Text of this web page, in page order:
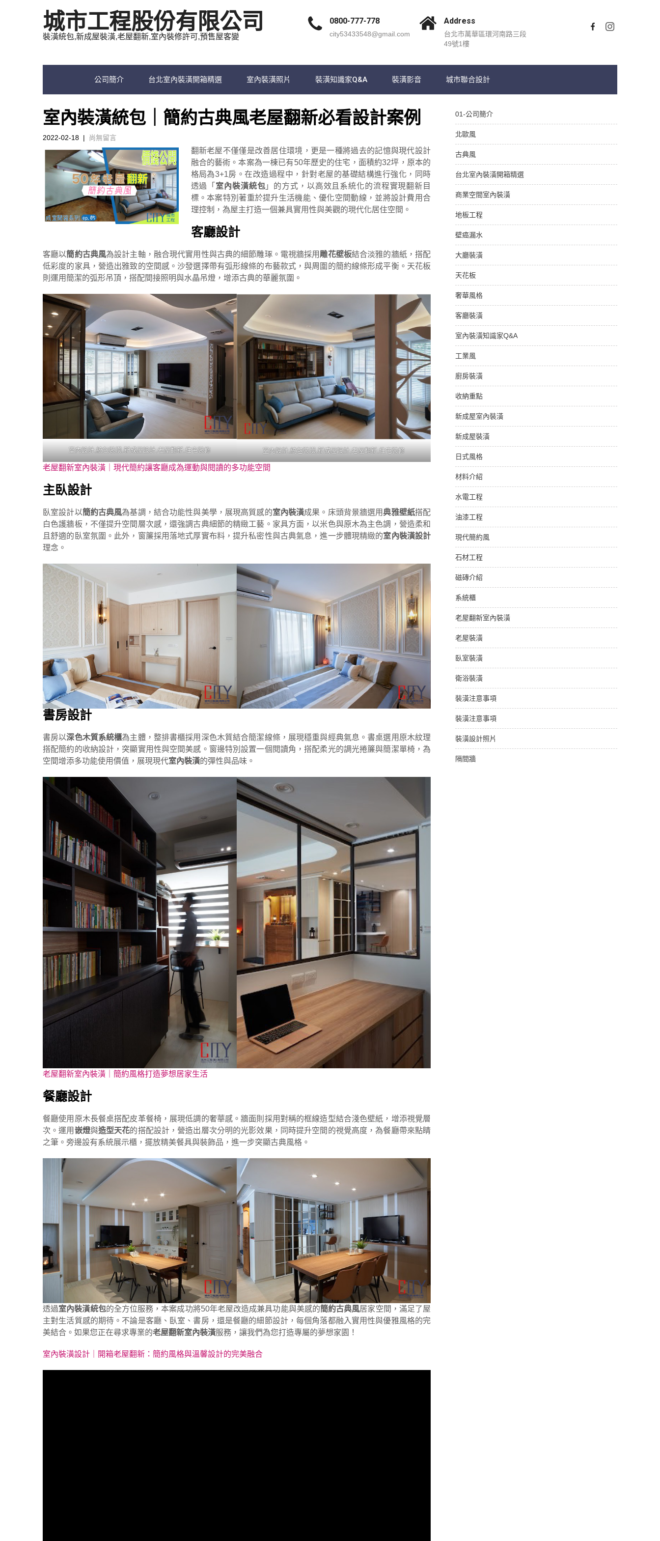
城市工程股份有限公司
裝潢統包,新成屋裝潢,老屋翻新,室內裝修許可,預售屋客變
0800-777-778
city53433548@gmail.com
Address
台北市萬華區環河南路三段
49號1樓
公司簡介 台北室內裝潢開箱精選 室內裝潢照片 裝潢知識家Q&A 裝潢影音 城市聯合設計
室內裝潢統包｜簡約古典風老屋翻新必看設計案例
2022-02-18 | 尚無留言
翻新老屋不僅僅是改善居住環境，更是一種將過去的記憶與現代設計
融合的藝術。本案為一棟已有50年歷史的住宅，面積約32坪，原本的
格局為3+1房。在改造過程中，針對老屋的基礎結構進行強化，同時
透過「 室內裝潢統包 」的方式，以高效且系統化的流程實現翻新目
標。本案特別著重於提升生活機能、優化空間動線，並將設計費用合
理控制，為屋主打造一個兼具實用性與美觀的現代化居住空間。
客廳設計
客廳以簡約古典風為設計主軸，融合現代實用性與古典的細節雕琢。電視牆採用 雕花壁板結合淡雅的牆紙，搭配
低彩度的家具，營造出雅致的空間感。沙發選擇帶有弧形線條的布藝款式，與周圍的簡約線條形成平衡。天花板
則運用簡潔的弧形吊頂，搭配間接照明與水晶吊燈，增添古典的華麗氛圍。
室內設計,統包裝潢,新成屋設計,老屋翻新,住宅裝修 室內設計,統包裝潢,新成屋設計,老屋翻新,住宅裝修
老屋翻新室內裝潢｜現代簡約讓客廳成為運動與閱讀的多功能空間
主臥設計
臥室設計以簡約古典風為基調，結合功能性與美學，展現高質感的室內裝潢成果。床頭背景牆選用典雅壁紙搭配
白色護牆板，不僅提升空間層次感，還強調古典細節的精緻工藝。家具方面，以米色與原木為主色調，營造柔和
且舒適的臥室氛圍。此外，窗簾採用落地式厚實布料，提升私密性與古典氣息，進一步體現精緻的室內裝潢設計
理念。
書房設計
書房以深色木質系統櫃為主體，整排書櫃採用深色木質結合簡潔線條，展現穩重與經典氣息。書桌選用原木紋理
搭配簡約的收納設計，突顯實用性與空間美感。窗邊特別設置一個閱讀角，搭配柔光的調光捲簾與簡潔單椅，為
空間增添多功能使用價值，展現現代室內裝潢的彈性與品味。
老屋翻新室內裝潢｜簡約風格打造夢想居家生活
餐廳設計
餐廳使用原木長餐桌搭配皮革餐椅，展現低調的奢華感。牆面則採用對稱的框線造型結合淺色壁紙，增添視覺層
次。運用 嵌燈與造型天花的搭配設計，營造出層次分明的光影效果，同時提升空間的視覺高度，為餐廳帶來點睛
之筆。旁邊設有系統展示櫃，擺放精美餐具與裝飾品，進一步突顯古典風格。
透過室內裝潢統包的全方位服務，本案成功將50年老屋改造成兼具功能與美感的簡約古典風居家空間，滿足了屋
主對生活質感的期待。不論是客廳、臥室、書房，還是餐廳的細節設計，每個角落都融入實用性與優雅風格的完
美結合。如果您正在尋求專業的老屋翻新室內裝潢服務，讓我們為您打造專屬的夢想家園！
室內裝潢設計｜開箱老屋翻新：簡約風格與溫馨設計的完美融合
01-公司簡介
北歐風
古典風
台北室內裝潢開箱精選
商業空間室內裝潢
地板工程
壁癌漏水
大廳裝潢
天花板
奢華風格
客廳裝潢
室內裝潢知識家Q&A
工業風
廚房裝潢
收納重點
新成屋室內裝潢
新成屋裝潢
日式風格
材料介紹
水電工程
油漆工程
現代簡約風
石材工程
磁磚介紹
系統櫃
老屋翻新室內裝潢
老屋裝潢
臥室裝潢
衛浴裝潢
裝潢注意事項
裝潢注意事項
裝潢設計照片
隔間牆